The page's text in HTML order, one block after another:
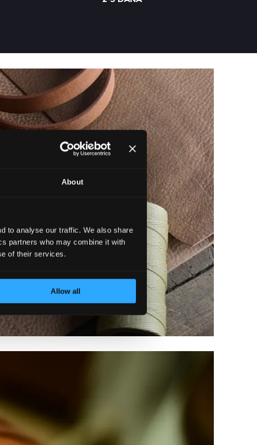
About
to analyse our traffic. We also share
partners who may combine it with
of their services.
Allow all